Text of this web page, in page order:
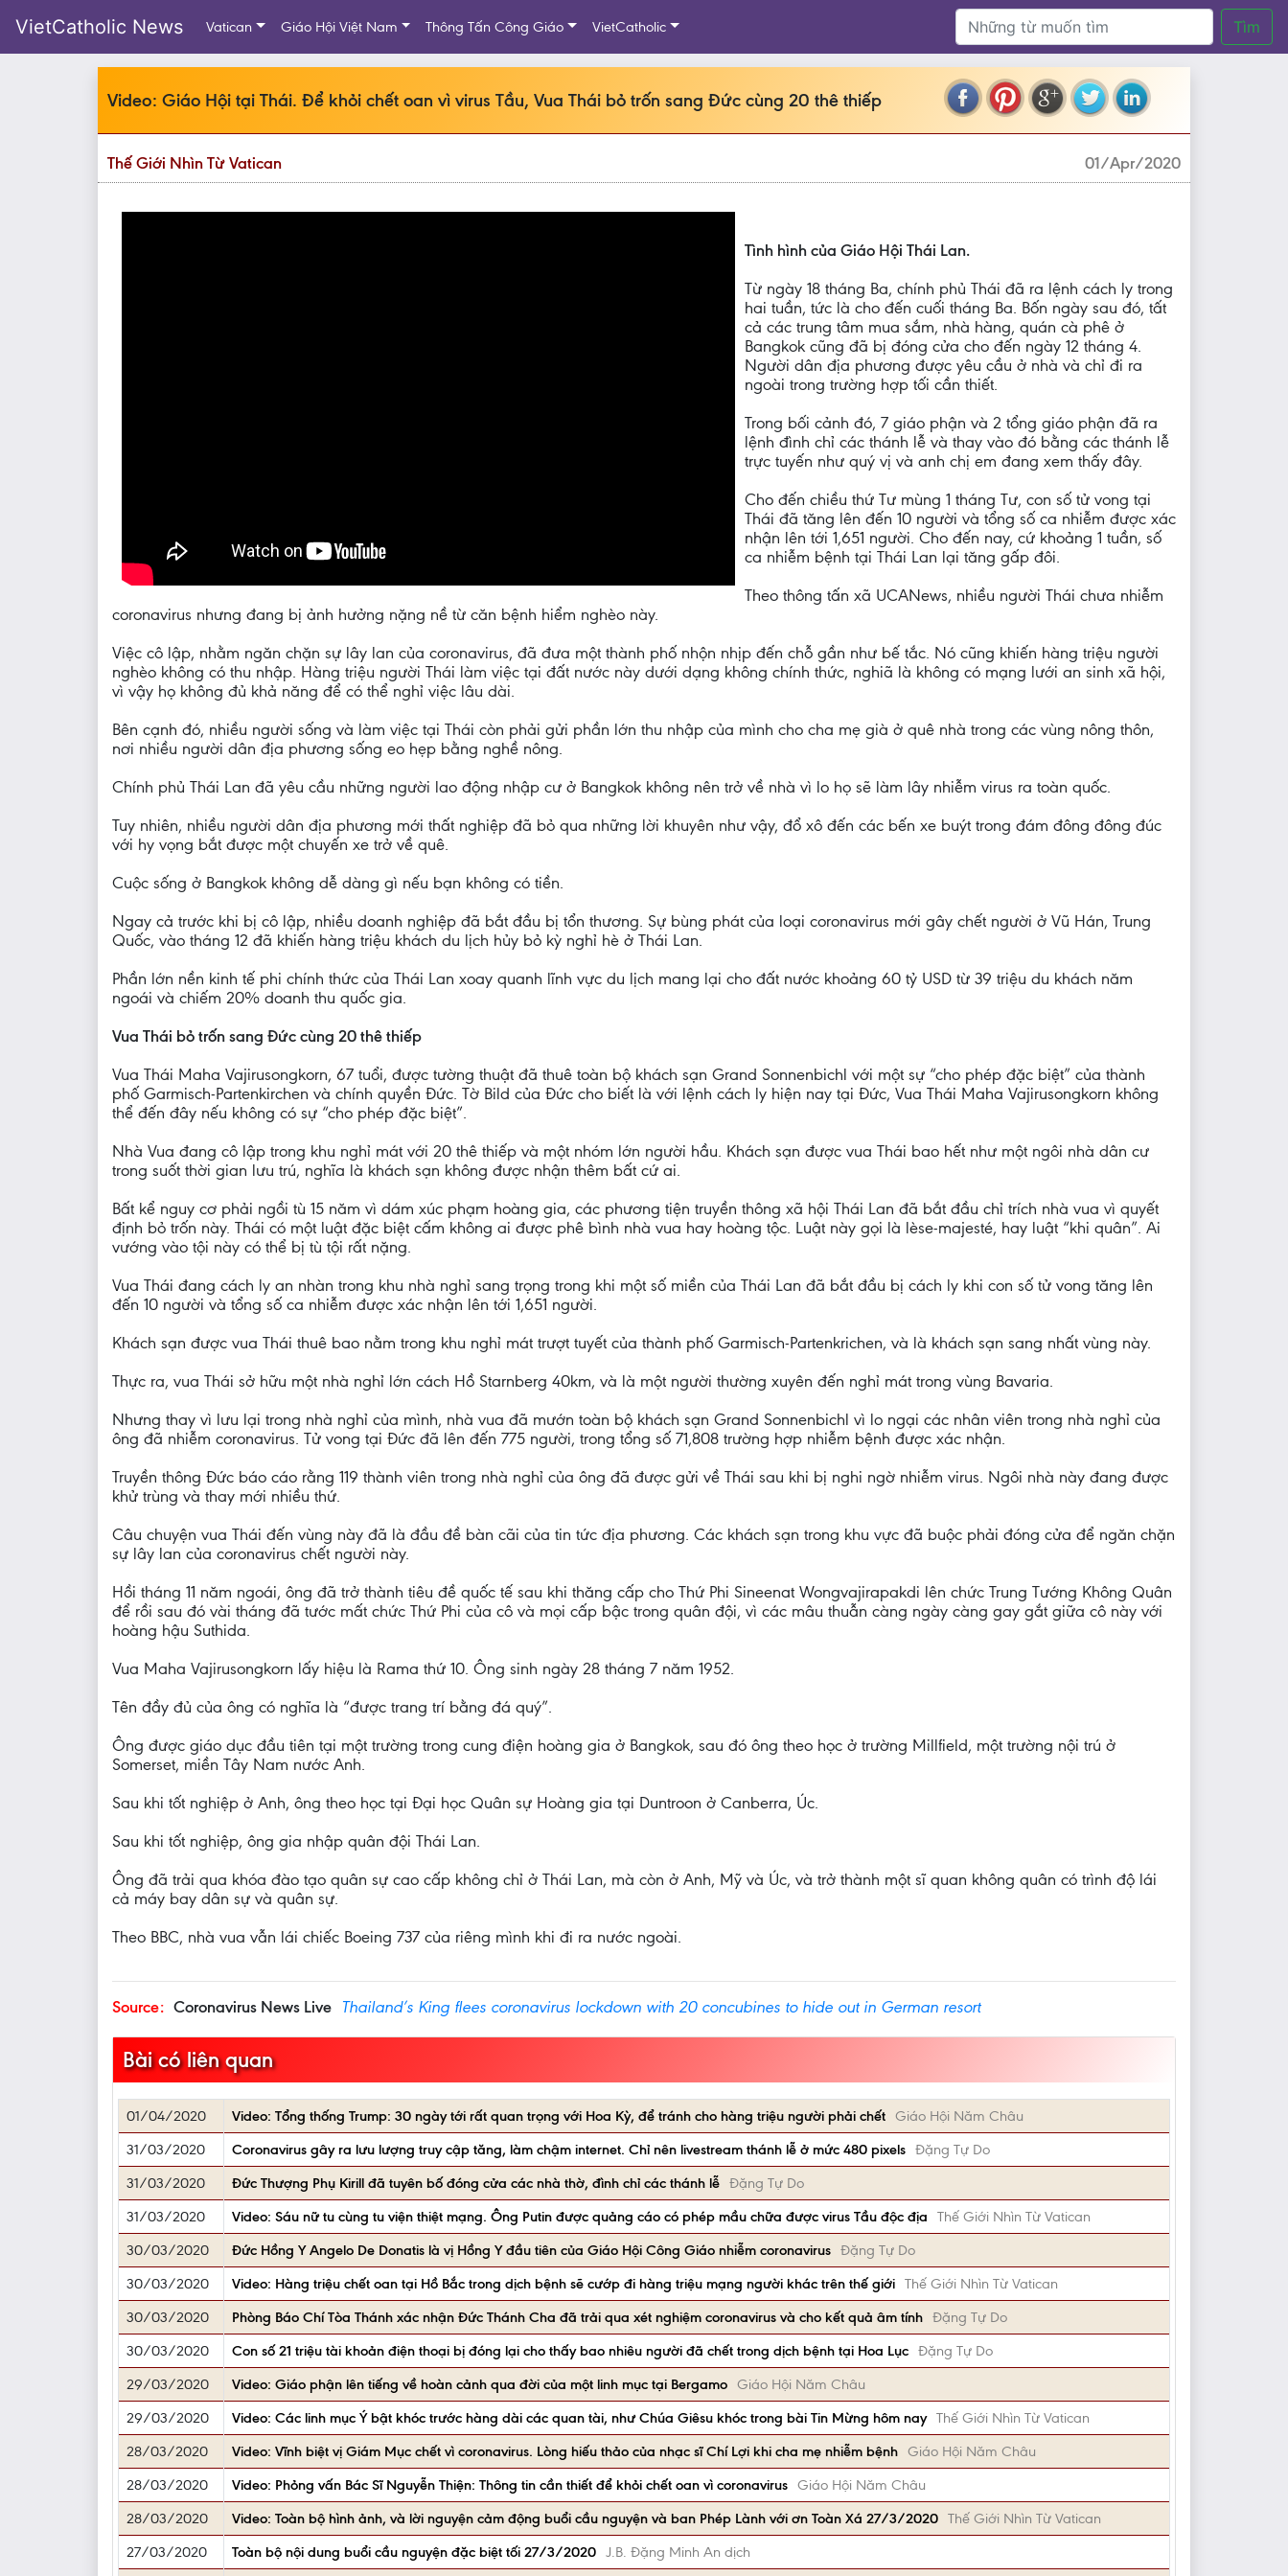
VietCatholic News Vatican Giáo Hội Việt Nam Thông Tấn Công Giáo VietCatholic Tìm
Video: Giáo Hội tại Thái. Để khỏi chết oan vì virus Tầu, Vua Thái bỏ trốn sang Đức cùng 20 thê thiếp
Thế Giới Nhìn Từ Vatican 01/Apr/2020
Tình hình của Giáo Hội Thái Lan.
Từ ngày 18 tháng Ba, chính phủ Thái đã ra lệnh cách ly trong
hai tuần, tức là cho đến cuối tháng Ba. Bốn ngày sau đó, tất
cả các trung tâm mua sắm, nhà hàng, quán cà phê ở
Bangkok cũng đã bị đóng cửa cho đến ngày 12 tháng 4.
Người dân địa phương được yêu cầu ở nhà và chỉ đi ra
ngoài trong trường hợp tối cần thiết.
Trong bối cảnh đó, 7 giáo phận và 2 tổng giáo phận đã ra
lệnh đình chỉ các thánh lễ và thay vào đó bằng các thánh lễ
trực tuyến như quý vị và anh chị em đang xem thấy đây.
Cho đến chiều thứ Tư mùng 1 tháng Tư, con số tử vong tại
Thái đã tăng lên đến 10 người và tổng số ca nhiễm được xác
nhận lên tới 1,651 người. Cho đến nay, cứ khoảng 1 tuần, số
ca nhiễm bệnh tại Thái Lan lại tăng gấp đôi.
Theo thông tấn xã UCANews, nhiều người Thái chưa nhiễm
coronavirus nhưng đang bị ảnh hưởng nặng nề từ căn bệnh hiểm nghèo này.
Việc cô lập, nhằm ngăn chặn sự lây lan của coronavirus, đã đưa một thành phố nhộn nhịp đến chỗ gần như bế tắc. Nó cũng khiến hàng triệu người
nghèo không có thu nhập. Hàng triệu người Thái làm việc tại đất nước này dưới dạng không chính thức, nghiã là không có mạng lưới an sinh xã hội,
vì vậy họ không đủ khả năng để có thể nghỉ việc lâu dài.
Bên cạnh đó, nhiều người sống và làm việc tại Thái còn phải gửi phần lớn thu nhập của mình cho cha mẹ già ở quê nhà trong các vùng nông thôn,
nơi nhiều người dân địa phương sống eo hẹp bằng nghề nông.
Chính phủ Thái Lan đã yêu cầu những người lao động nhập cư ở Bangkok không nên trở về nhà vì lo họ sẽ làm lây nhiễm virus ra toàn quốc.
Tuy nhiên, nhiều người dân địa phương mới thất nghiệp đã bỏ qua những lời khuyên như vậy, đổ xô đến các bến xe buýt trong đám đông đông đúc
với hy vọng bắt được một chuyến xe trở về quê.
Cuộc sống ở Bangkok không dễ dàng gì nếu bạn không có tiền.
Ngay cả trước khi bị cô lập, nhiều doanh nghiệp đã bắt đầu bị tổn thương. Sự bùng phát của loại coronavirus mới gây chết người ở Vũ Hán, Trung
Quốc, vào tháng 12 đã khiến hàng triệu khách du lịch hủy bỏ kỳ nghỉ hè ở Thái Lan.
Phần lớn nền kinh tế phi chính thức của Thái Lan xoay quanh lĩnh vực du lịch mang lại cho đất nước khoảng 60 tỷ USD từ 39 triệu du khách năm
ngoái và chiếm 20% doanh thu quốc gia.
Vua Thái bỏ trốn sang Đức cùng 20 thê thiếp
Vua Thái Maha Vajirusongkorn, 67 tuổi, được tường thuật đã thuê toàn bộ khách sạn Grand Sonnenbichl với một sự “cho phép đặc biệt” của thành
phố Garmisch-Partenkirchen và chính quyền Đức. Tờ Bild của Đức cho biết là với lệnh cách ly hiện nay tại Đức, Vua Thái Maha Vajirusongkorn không
thể đến đây nếu không có sự “cho phép đặc biệt”.
Nhà Vua đang cô lập trong khu nghỉ mát với 20 thê thiếp và một nhóm lớn người hầu. Khách sạn được vua Thái bao hết như một ngôi nhà dân cư
trong suốt thời gian lưu trú, nghĩa là khách sạn không được nhận thêm bất cứ ai.
Bất kể nguy cơ phải ngồi tù 15 năm vì dám xúc phạm hoàng gia, các phương tiện truyền thông xã hội Thái Lan đã bắt đầu chỉ trích nhà vua vì quyết
định bỏ trốn này. Thái có một luật đặc biệt cấm không ai được phê bình nhà vua hay hoàng tộc. Luật này gọi là lèse-majesté, hay luật “khi quân”. Ai
vướng vào tội này có thể bị tù tội rất nặng.
Vua Thái đang cách ly an nhàn trong khu nhà nghỉ sang trọng trong khi một số miền của Thái Lan đã bắt đầu bị cách ly khi con số tử vong tăng lên
đến 10 người và tổng số ca nhiễm được xác nhận lên tới 1,651 người.
Khách sạn được vua Thái thuê bao nằm trong khu nghỉ mát trượt tuyết của thành phố Garmisch-Partenkrichen, và là khách sạn sang nhất vùng này.
Thực ra, vua Thái sở hữu một nhà nghỉ lớn cách Hồ Starnberg 40km, và là một người thường xuyên đến nghỉ mát trong vùng Bavaria.
Nhưng thay vì lưu lại trong nhà nghỉ của mình, nhà vua đã mướn toàn bộ khách sạn Grand Sonnenbichl vì lo ngại các nhân viên trong nhà nghỉ của
ông đã nhiễm coronavirus. Tử vong tại Đức đã lên đến 775 người, trong tổng số 71,808 trường hợp nhiễm bệnh được xác nhận.
Truyền thông Đức báo cáo rằng 119 thành viên trong nhà nghỉ của ông đã được gửi về Thái sau khi bị nghi ngờ nhiễm virus. Ngôi nhà này đang được
khử trùng và thay mới nhiều thứ.
Câu chuyện vua Thái đến vùng này đã là đầu đề bàn cãi của tin tức địa phương. Các khách sạn trong khu vực đã buộc phải đóng cửa để ngăn chặn
sự lây lan của coronavirus chết người này.
Hồi tháng 11 năm ngoái, ông đã trở thành tiêu đề quốc tế sau khi thăng cấp cho Thứ Phi Sineenat Wongvajirapakdi lên chức Trung Tướng Không Quân
để rồi sau đó vài tháng đã tước mất chức Thứ Phi của cô và mọi cấp bậc trong quân đội, vì các mâu thuẫn càng ngày càng gay gắt giữa cô này với
hoàng hậu Suthida.
Vua Maha Vajirusongkorn lấy hiệu là Rama thứ 10. Ông sinh ngày 28 tháng 7 năm 1952.
Tên đầy đủ của ông có nghĩa là “được trang trí bằng đá quý”.
Ông được giáo dục đầu tiên tại một trường trong cung điện hoàng gia ở Bangkok, sau đó ông theo học ở trường Millfield, một trường nội trú ở
Somerset, miền Tây Nam nước Anh.
Sau khi tốt nghiệp ở Anh, ông theo học tại Đại học Quân sự Hoàng gia tại Duntroon ở Canberra, Úc.
Sau khi tốt nghiệp, ông gia nhập quân đội Thái Lan.
Ông đã trải qua khóa đào tạo quân sự cao cấp không chỉ ở Thái Lan, mà còn ở Anh, Mỹ và Úc, và trở thành một sĩ quan không quân có trình độ lái
cả máy bay dân sự và quân sự.
Theo BBC, nhà vua vẫn lái chiếc Boeing 737 của riêng mình khi đi ra nước ngoài.
Source: Coronavirus News Live Thailand’s King flees coronavirus lockdown with 20 concubines to hide out in German resort
Bài có liên quan
01/04/2020 Video: Tổng thống Trump: 30 ngày tới rất quan trọng với Hoa Kỳ, để tránh cho hàng triệu người phải chết Giáo Hội Năm Châu
31/03/2020
Coronavirus gây ra lưu lượng truy cập tăng, làm chậm internet. Chỉ nên livestream thánh lễ ở mức 480 pixels Đặng Tự Do
31/03/2020
Đức Thượng Phụ Kirill đã tuyên bố đóng cửa các nhà thờ, đình chỉ các thánh lễ Đặng Tự Do
31/03/2020
Video: Sáu nữ tu cùng tu viện thiệt mạng. Ông Putin được quảng cáo có phép mầu chữa được virus Tầu độc địa
Thế Giới Nhìn Từ Vatican
30/03/2020
Đức Hồng Y Angelo De Donatis là vị Hồng Y đầu tiên của Giáo Hội Công Giáo nhiễm coronavirus Đặng Tự Do
30/03/2020
Video: Hàng triệu chết oan tại Hồ Bắc trong dịch bệnh sẽ cướp đi hàng triệu mạng người khác trên thế giới Thế Giới Nhìn Từ Vatican
30/03/2020
Phòng Báo Chí Tòa Thánh xác nhận Đức Thánh Cha đã trải qua xét nghiệm coronavirus và cho kết quả âm tính Đặng Tự Do
30/03/2020
Con số 21 triệu tài khoản điện thoại bị đóng lại cho thấy bao nhiêu người đã chết trong dịch bệnh tại Hoa Lục Đặng Tự Do
29/03/2020
Video: Giáo phận lên tiếng về hoàn cảnh qua đời của một linh mục tại Bergamo Giáo Hội Năm Châu
29/03/2020
Video: Các linh mục Ý bật khóc trước hàng dài các quan tài, như Chúa Giêsu khóc trong bài Tin Mừng hôm nay Thế Giới Nhìn Từ Vatican
28/03/2020
Video: Vĩnh biệt vị Giám Mục chết vì coronavirus. Lòng hiếu thảo của nhạc sĩ Chí Lợi khi cha mẹ nhiễm bệnh Giáo Hội Năm Châu
28/03/2020
Video: Phỏng vấn Bác Sĩ Nguyễn Thiện: Thông tin cần thiết để khỏi chết oan vì coronavirus Giáo Hội Năm Châu
28/03/2020
Video: Toàn bộ hình ảnh, và lời nguyện cảm động buổi cầu nguyện và ban Phép Lành với ơn Toàn Xá 27/3/2020 Thế Giới Nhìn Từ Vatican
27/03/2020
Toàn bộ nội dung buổi cầu nguyện đặc biệt tối 27/3/2020 J.B. Đặng Minh An dịch